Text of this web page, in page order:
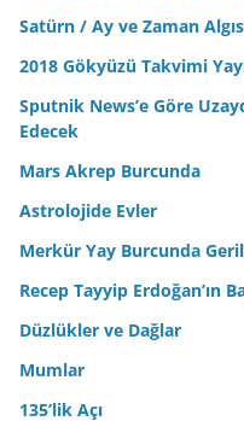
Satürn / Ay ve Zaman
2018 Gökyüzü Takvimi
Sputnik News’e Göre
Edecek
Mars Akrep Burcunda
Astrolojide Evler
Merkür Yay Burcunda
Recep Tayyip Erdoğan’ın
Düzlükler ve Dağlar
Mumlar
135’lik Açı